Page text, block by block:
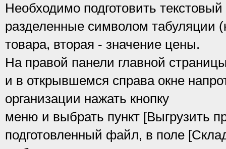
Необходимо подготовить
разделенные символом табуляции
товара, вторая - значение цены.
На правой панели главной
и в открывшемся справа окне
организации нажать кнопку
меню и выбрать пункт [Выгрузить
подготовленный файл, в поле